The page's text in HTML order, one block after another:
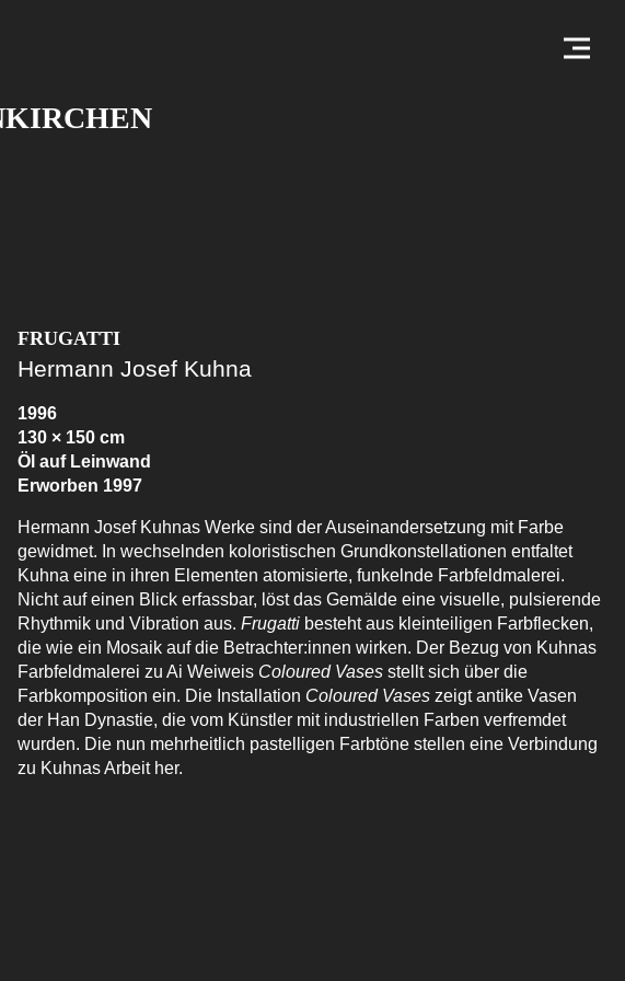
FRUGATTI
Hermann Josef Kuhna
1996
130 × 150 cm
Öl auf Leinwand
Erworben 1997
Hermann Josef Kuhnas Werke sind der Auseinandersetzung mit Farbe
gewidmet. In wechselnden koloristischen Grundkonstellationen entfaltet
Kuhna eine in ihren Elementen atomisierte, funkelnde Farbfeldmalerei.
Nicht auf einen Blick erfassbar, löst das Gemälde eine visuelle, pulsierende
Rhythmik und Vibration aus. Frugatti besteht aus kleinteiligen Farbflecken,
die wie ein Mosaik auf die Betrachter:innen wirken. Der Bezug von Kuhnas
Farbfeldmalerei zu Ai Weiweis Coloured Vases stellt sich über die
Farbkomposition ein. Die Installation Coloured Vases zeigt antike Vasen
der Han Dynastie, die vom Künstler mit industriellen Farben verfremdet
wurden. Die nun mehrheitlich pastelligen Farbtöne stellen eine Verbindung
zu Kuhnas Arbeit her.